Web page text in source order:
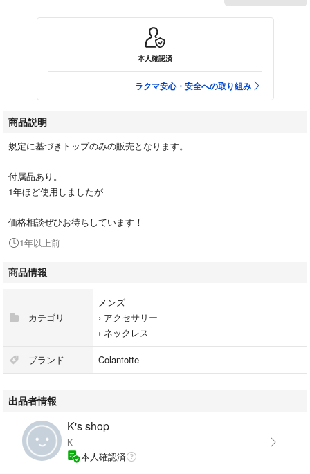
本人確認済
ラクマ安心・安全への取り組み
商品説明
規定に基づきトップのみの販売となります。
付属品あり。
1年ほど使用しましたが
価格相談ぜひお待ちしています！
1年以上前
商品情報
カテゴリ
メンズ
› アクセサリー
› ネックレス
ブランド Colantotte
出品者情報
K's shop
K
本人確認済